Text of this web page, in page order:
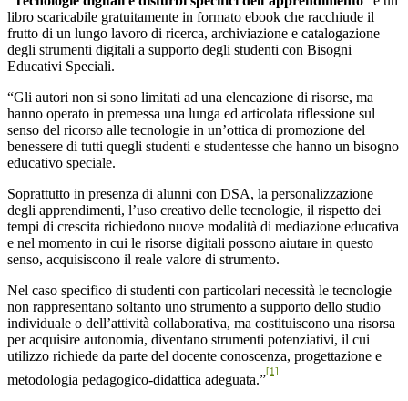
libro scaricabile gratuitamente in formato ebook che racchiude il
frutto di un lungo lavoro di ricerca, archiviazione e catalogazione
degli strumenti digitali a supporto degli studenti con Bisogni
Educativi Speciali.
“Gli autori non si sono limitati ad una elencazione di risorse, ma
hanno operato in premessa una lunga ed articolata riflessione sul
senso del ricorso alle tecnologie in un’ottica di promozione del
benessere di tutti quegli studenti e studentesse che hanno un bisogno
educativo speciale.
Soprattutto in presenza di alunni con DSA, la personalizzazione
degli apprendimenti, l’uso creativo delle tecnologie, il rispetto dei
tempi di crescita richiedono nuove modalità di mediazione educativa
e nel momento in cui le risorse digitali possono aiutare in questo
senso, acquisiscono il reale valore di strumento.
Nel caso specifico di studenti con particolari necessità le tecnologie
non rappresentano soltanto uno strumento a supporto dello studio
individuale o dell’attività collaborativa, ma costituiscono una risorsa
per acquisire autonomia, diventano strumenti potenziativi, il cui
utilizzo richiede da parte del docente conoscenza, progettazione e
metodologia pedagogico-didattica adeguata.”
[1]